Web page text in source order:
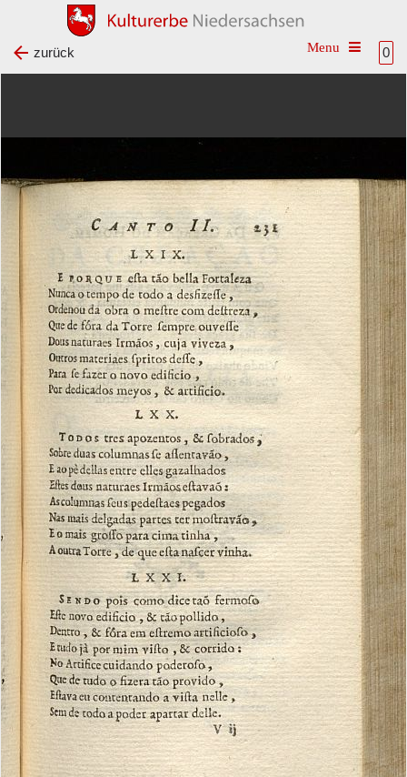
0
Toggle
zurück